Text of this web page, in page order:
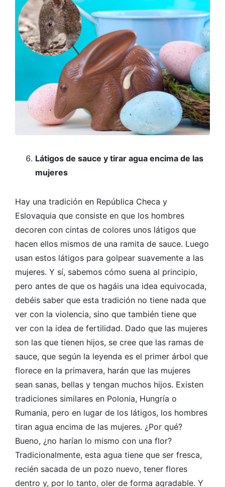
Látigos de sauce y tirar agua encima de las
mujeres
Hay una tradición en República Checa y
Eslovaquia que consiste en que los hombres
decoren con cintas de colores unos látigos que
hacen ellos mismos de una ramita de sauce. Luego
usan estos látigos para golpear suavemente a las
mujeres. Y sí, sabemos cómo suena al principio,
pero antes de que os hagáis una idea equivocada,
debéis saber que esta tradición no tiene nada que
ver con la violencia, sino que también tiene que
ver con la idea de fertilidad. Dado que las mujeres
son las que tienen hijos, se cree que las ramas de
sauce, que según la leyenda es el primer árbol que
florece en la primavera, harán que las mujeres
sean sanas, bellas y tengan muchos hijos. Existen
tradiciones similares en Polonia, Hungría o
Rumania, pero en lugar de los látigos, los hombres
tiran agua encima de las mujeres. ¿Por qué?
Bueno, ¿no harían lo mismo con una flor?
Tradicionalmente, esta agua tiene que ser fresca,
recién sacada de un pozo nuevo, tener flores
dentro y, por lo tanto, oler de forma agradable. Y